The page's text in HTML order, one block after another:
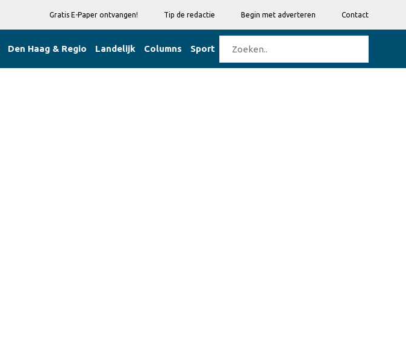
Gratis E-Paper ontvangen! Tip de redactie Begin met adverteren Contact
Den Haag & Regio Landelijk Columns Sport